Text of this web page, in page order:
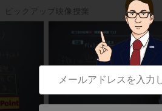
ピックアップ映像授業